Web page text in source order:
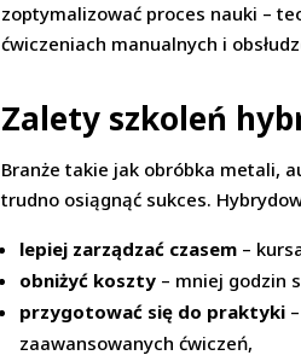
zoptymalizować proces nauki –
ćwiczeniach manualnych i
Zalety szkoleń
Branże takie jak obróbka metali,
trudno osiągnąć sukces.
lepiej zarządzać czasem –
obniżyć koszty – mniej godzin
przygotować się do praktyki
zaawansowanych ćwiczeń,